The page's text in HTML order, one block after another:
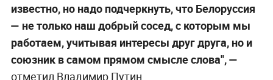
известно, но надо подчеркнуть, что Белоруссия
— не только наш добрый сосед, с которым мы
работаем, учитывая интересы друг друга, но и
союзник в самом прямом смысле слова", —
отметил Владимир Путин.